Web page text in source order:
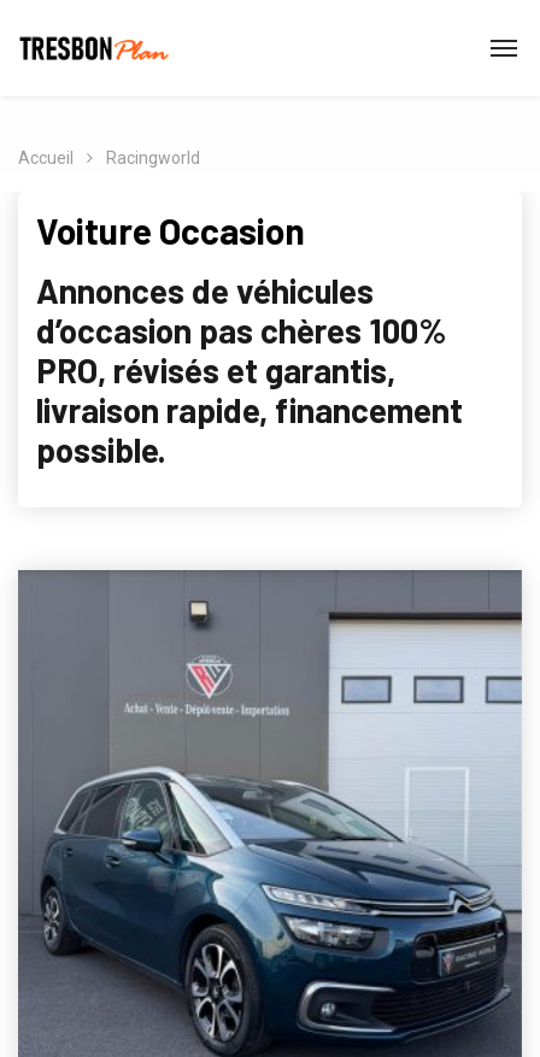
Accueil Racingworld
Voiture Occasion
Annonces de véhicules
d’occasion pas chères 100%
PRO, révisés et garantis,
livraison rapide, financement
possible.